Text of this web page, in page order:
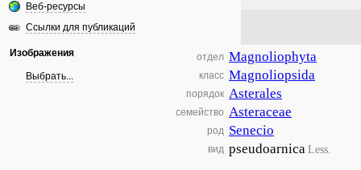
Веб-ресурсы
Ссылки для публикаций
Изображения
Выбрать...
отдел Magnoliophyta
класс Magnoliopsida
порядок Asterales
семейство Asteraceae
род Senecio
вид pseudoarnicaLess.